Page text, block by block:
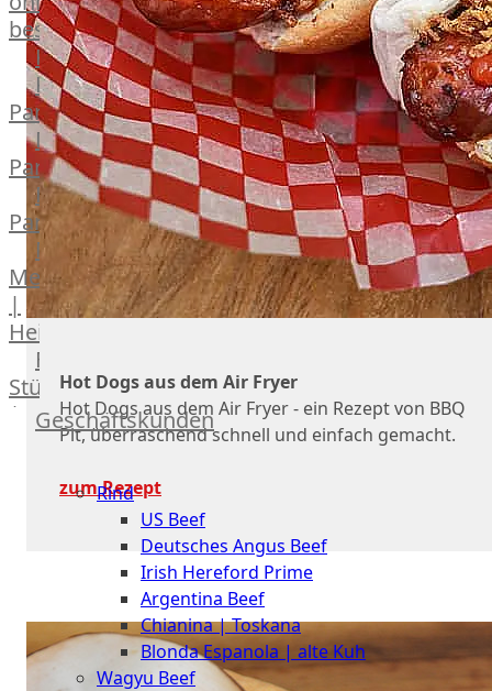
bestellen
Karriere
Kochschul-
Partner
Depot-
Partner
Frischetheken-
Partner
Männer
Metzger
|
Heinsberg
Feinkost
Stüttgen
|
Düsseldorf
Meat
Geschäftskunden
Rind
US Beef
Deutsches Angus Beef
Irish Hereford Prime
Argentina Beef
Chianina | Toskana
Blonda Espanola | alte Kuh
Wagyu Beef
Hot Dogs aus dem Air Fryer
Hot Dogs aus dem Air Fryer - ein Rezept von BBQ
Pit, überraschend schnell und einfach gemacht.
zum Rezept